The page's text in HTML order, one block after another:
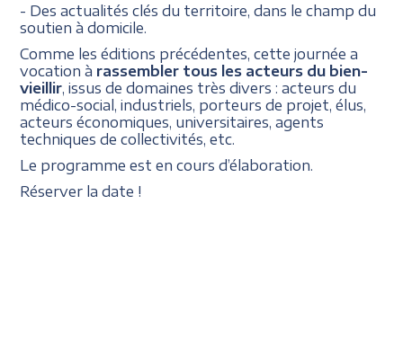
- Des actualités clés du territoire, dans le champ du
soutien à domicile.
Comme les éditions précédentes, cette journée a
vocation à rassembler tous les acteurs du bien-
vieillir , issus de domaines très divers : acteurs du
médico-social, industriels, porteurs de projet, élus,
acteurs économiques, universitaires, agents
techniques de collectivités, etc.
Le programme est en cours d’élaboration.
Réserver la date !